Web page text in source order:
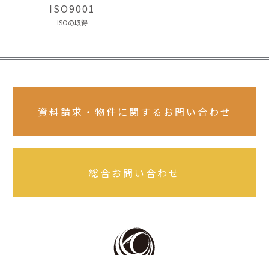
ISO9001
ISOの取得
資料請求・物件に関するお問い合わせ
総合お問い合わせ